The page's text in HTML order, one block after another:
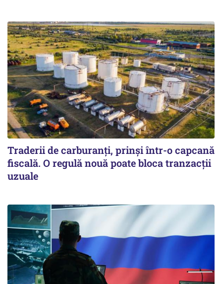
Traderii de carburanți, prinși într-o capcană
fiscală. O regulă nouă poate bloca tranzacții
uzuale